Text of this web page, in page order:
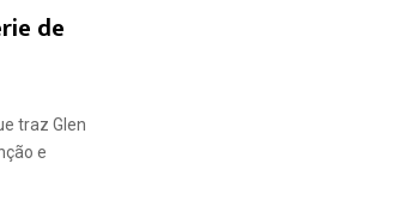
de
traz Glen
e